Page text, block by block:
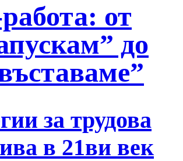
от
до
за трудова
в 21ви век